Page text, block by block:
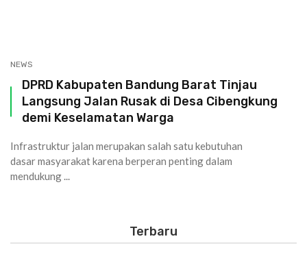
NEWS
DPRD Kabupaten Bandung Barat Tinjau
Langsung Jalan Rusak di Desa Cibengkung
demi Keselamatan Warga
Infrastruktur jalan merupakan salah satu kebutuhan
dasar masyarakat karena berperan penting dalam
mendukung ...
Terbaru